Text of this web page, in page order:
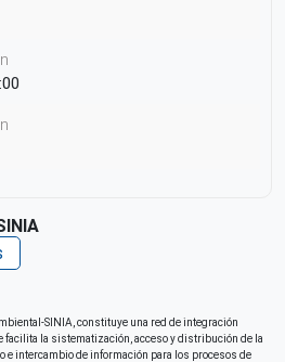
SINIA, constituye una red de integración
facilita la sistematización, acceso y distribución de la
e intercambio de información para los procesos de